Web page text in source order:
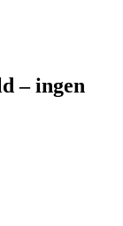
– ingen